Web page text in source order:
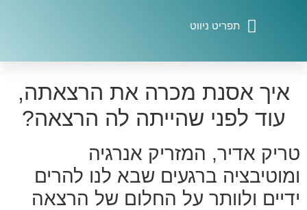
איך אסנת מכרה את הרצאתה,
עוד לפני שהייתה לה הרצאה?
טריק אדיר, המזריק אנרגיה
ומוטיבציה ברגעים שבא לנו להרים
ידיים ולוותר על החלום של הרצאה